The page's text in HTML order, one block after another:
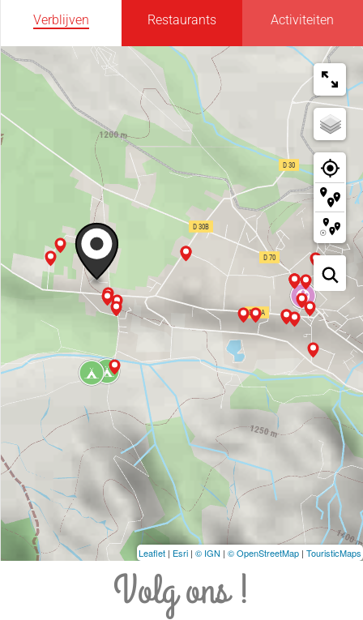
Verblijven Restaurants Activiteiten
Leaflet | Esri | © IGN | © OpenStreetMap | TouristicMaps
Volg ons !